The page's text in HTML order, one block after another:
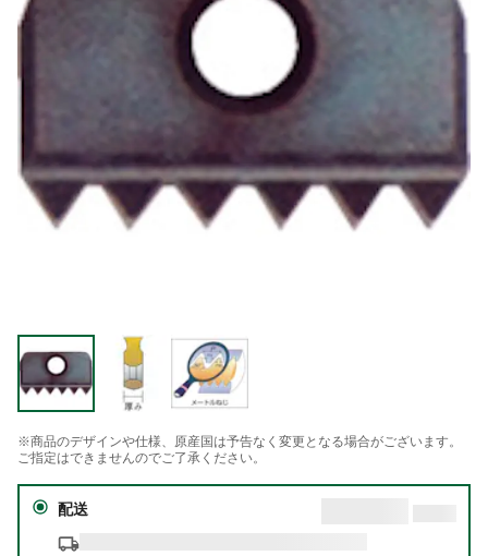
※商品のデザインや仕様、原産国は予告なく変更となる場合がございます。
ご指定はできませんのでご了承ください。
配送